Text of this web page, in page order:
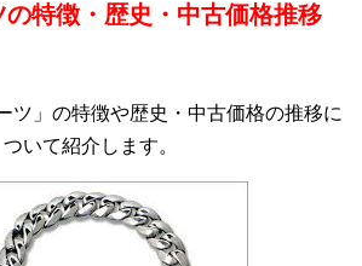
の特徴・歴史・中古価格推移
ツ」の特徴や歴史・中古価格の推移に
ついて紹介します。